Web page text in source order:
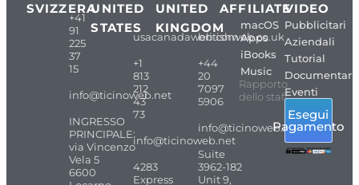
SVIZZERA
+41
91
225
37
15
info@ticinoweb.net
INGRESSO
PRINCIPALE:
via Vincenzo
Vela 5
6600
UNITED
STATES
usacanadaweb.com
+1
813
212
43
73
info@ticinoweb.net
4283
Express
UNITED
KINGDOM
britishweb.co.uk
+44
20
7097
5906
info@ticinoweb.net
Suite
3962-182
Unit 9,
AFFILIATE
macOS
Apps
iBooks
Music
Rapporto
dello staff
VIDEO
Pubblicitari
Aziendali
Tutorial
Documentari
Eventi
Esegui
Pagamento